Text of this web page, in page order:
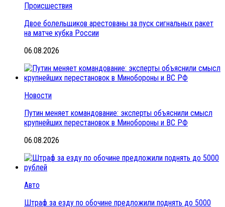
Происшествия
Двое болельщиков арестованы за пуск сигнальных ракет
на матче кубка России
06.08.2026
Новости
Путин меняет командование: эксперты объяснили смысл
крупнейших перестановок в Минобороны и ВС РФ
06.08.2026
Авто
Штраф за езду по обочине предложили поднять до 5000